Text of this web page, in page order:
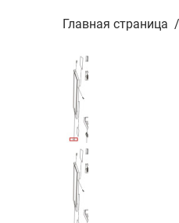
Главная страница /